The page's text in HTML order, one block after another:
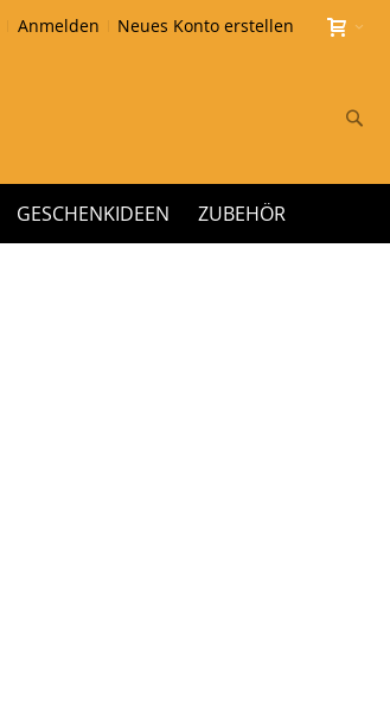
Anmelden Neues Konto erstellen
GESCHENKIDEEN ZUBEHÖR